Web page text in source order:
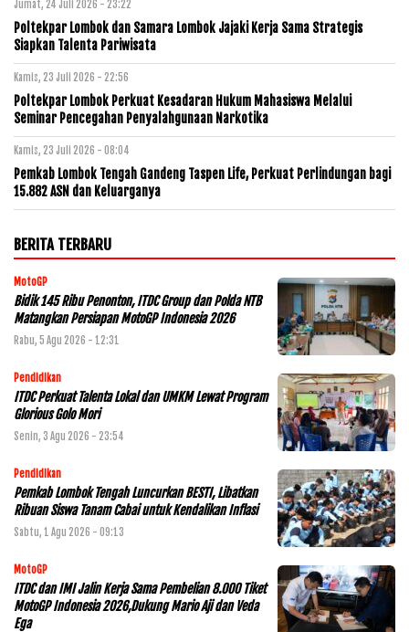
Jumat, 24 Juli 2026 - 23:22
Poltekpar Lombok dan Samara Lombok Jajaki Kerja Sama Strategis
Siapkan Talenta Pariwisata
Kamis, 23 Juli 2026 - 22:56
Poltekpar Lombok Perkuat Kesadaran Hukum Mahasiswa Melalui
Seminar Pencegahan Penyalahgunaan Narkotika
Kamis, 23 Juli 2026 - 08:04
Pemkab Lombok Tengah Gandeng Taspen Life, Perkuat Perlindungan bagi
15.882 ASN dan Keluarganya
BERITA TERBARU
MotoGP
Bidik 145 Ribu Penonton, ITDC Group dan Polda NTB
Matangkan Persiapan MotoGP Indonesia 2026
Rabu, 5 Agu 2026 - 12:31
Pendidikan
ITDC Perkuat Talenta Lokal dan UMKM Lewat Program
Glorious Golo Mori
Senin, 3 Agu 2026 - 23:54
Pendidikan
Pemkab Lombok Tengah Luncurkan BESTI, Libatkan
Ribuan Siswa Tanam Cabai untuk Kendalikan Inflasi
Sabtu, 1 Agu 2026 - 09:13
MotoGP
ITDC dan IMI Jalin Kerja Sama Pembelian 8.000 Tiket
MotoGP Indonesia 2026,Dukung Mario Aji dan Veda
Ega